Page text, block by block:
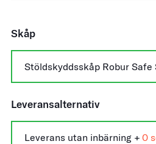
Skåp
Leveransalternativ
Leverans utan inbärning + 0